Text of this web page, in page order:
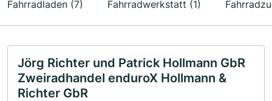
Fahrradladen (7) Fahrradwerkstatt (1)
Jörg Richter und Patrick Hollmann GbR
Zweiradhandel enduroX Hollmann &
Richter GbR